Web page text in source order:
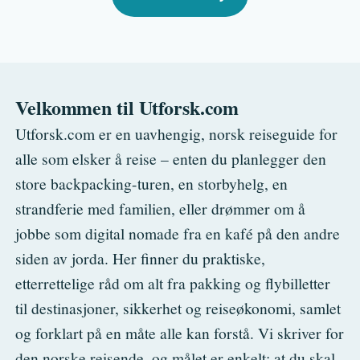
Velkommen til Utforsk.com
Utforsk.com er en uavhengig, norsk reiseguide for
alle som elsker å reise – enten du planlegger den
store backpacking-turen, en storbyhelg, en
strandferie med familien, eller drømmer om å
jobbe som digital nomade fra en kafé på den andre
siden av jorda. Her finner du praktiske,
etterrettelige råd om alt fra pakking og flybilletter
til destinasjoner, sikkerhet og reiseøkonomi, samlet
og forklart på en måte alle kan forstå. Vi skriver for